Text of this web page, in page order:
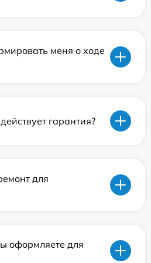
меня о ходе
гарантия?
для
оформляете для